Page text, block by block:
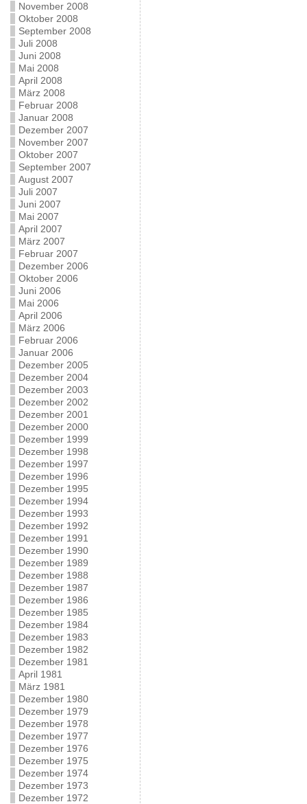
November 2008
Oktober 2008
September 2008
Juli 2008
Juni 2008
Mai 2008
April 2008
März 2008
Februar 2008
Januar 2008
Dezember 2007
November 2007
Oktober 2007
September 2007
August 2007
Juli 2007
Juni 2007
Mai 2007
April 2007
März 2007
Februar 2007
Dezember 2006
Oktober 2006
Juni 2006
Mai 2006
April 2006
März 2006
Februar 2006
Januar 2006
Dezember 2005
Dezember 2004
Dezember 2003
Dezember 2002
Dezember 2001
Dezember 2000
Dezember 1999
Dezember 1998
Dezember 1997
Dezember 1996
Dezember 1995
Dezember 1994
Dezember 1993
Dezember 1992
Dezember 1991
Dezember 1990
Dezember 1989
Dezember 1988
Dezember 1987
Dezember 1986
Dezember 1985
Dezember 1984
Dezember 1983
Dezember 1982
Dezember 1981
April 1981
März 1981
Dezember 1980
Dezember 1979
Dezember 1978
Dezember 1977
Dezember 1976
Dezember 1975
Dezember 1974
Dezember 1973
Dezember 1972